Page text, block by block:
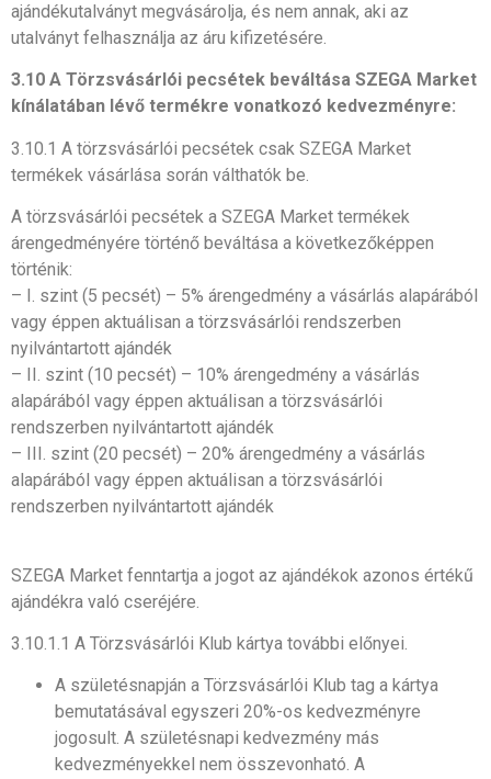
ajándékutalványt megvásárolja, és nem annak, aki az
utalványt felhasználja az áru kifizetésére.
3.10 A Törzsvásárlói pecsétek beváltása SZEGA Market
kínálatában lévő termékre vonatkozó kedvezményre:
3.10.1 A törzsvásárlói pecsétek csak SZEGA Market
termékek vásárlása során válthatók be.
A törzsvásárlói pecsétek a SZEGA Market termékek
árengedményére történő beváltása a következőképpen
történik:
– I. szint (5 pecsét) – 5% árengedmény a vásárlás alapárából
vagy éppen aktuálisan a törzsvásárlói rendszerben
nyilvántartott ajándék
– II. szint (10 pecsét) – 10% árengedmény a vásárlás
alapárából vagy éppen aktuálisan a törzsvásárlói
rendszerben nyilvántartott ajándék
– III. szint (20 pecsét) – 20% árengedmény a vásárlás
alapárából vagy éppen aktuálisan a törzsvásárlói
rendszerben nyilvántartott ajándék
SZEGA Market fenntartja a jogot az ajándékok azonos értékű
ajándékra való cseréjére.
3.10.1.1 A Törzsvásárlói Klub kártya további előnyei.
A születésnapján a Törzsvásárlói Klub tag a kártya
bemutatásával egyszeri 20%-os kedvezményre
jogosult. A születésnapi kedvezmény más
kedvezményekkel nem összevonható. A